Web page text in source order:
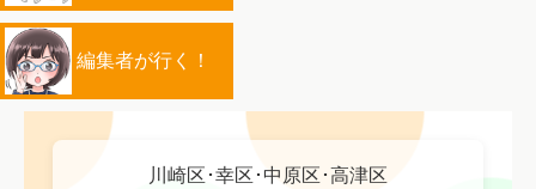
編集者が行く！
川崎区･幸区･中原区･高津区